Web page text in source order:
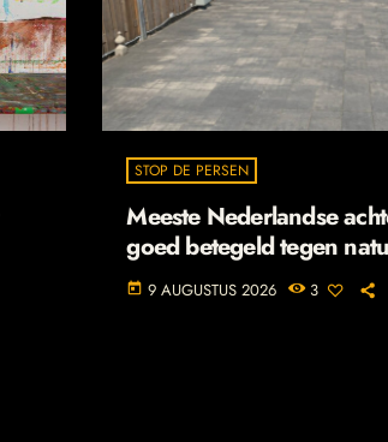
STOP DE PERSEN
Meeste Nederlandse
goed betegeld tegen
today 9 AUGUSTUS 2026 3